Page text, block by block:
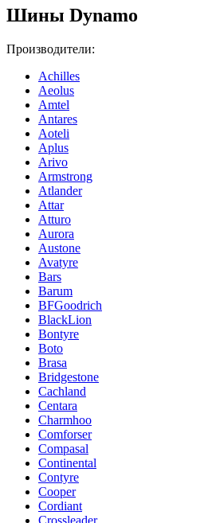
Шины Dynamo
Производители:
Achilles
Aeolus
Amtel
Antares
Aoteli
Aplus
Arivo
Armstrong
Atlander
Attar
Atturo
Aurora
Austone
Avatyre
Bars
Barum
BFGoodrich
BlackLion
Bontyre
Boto
Brasa
Bridgestone
Cachland
Centara
Charmhoo
Comforser
Compasal
Continental
Contyre
Cooper
Cordiant
Crossleader